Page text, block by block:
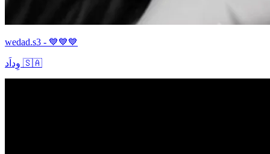
wedad.s3 - 💙💙💙
وِداَد 🇸🇦